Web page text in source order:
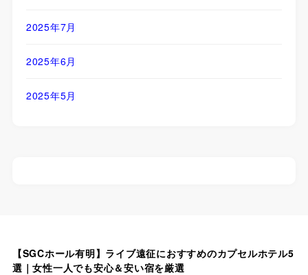
2025年7月
2025年6月
2025年5月
【SGCホール有明】ライブ遠征におすすめのカプセルホテル5
選｜女性一人でも安心＆安い宿を厳選